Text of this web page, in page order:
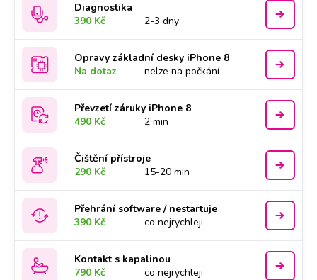
Diagnostika
390 Kč
2-3 dny
Opravy základní desky iPhone 8
Na dotaz
nelze na počkání
Převzetí záruky iPhone 8
490 Kč
2 min
Čištění přístroje
290 Kč
15-20 min
Přehrání software / nestartuje
390 Kč
co nejrychleji
Kontakt s kapalinou
790 Kč
co nejrychleji